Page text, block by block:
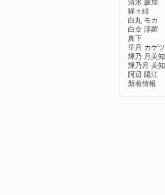
清水 媛加
猩々緋
白丸 モカ
白金 澪羅
真下
華月 カゲツ
輝乃 月美知
輝乃月 美知
阿辺 陽江
新着情報